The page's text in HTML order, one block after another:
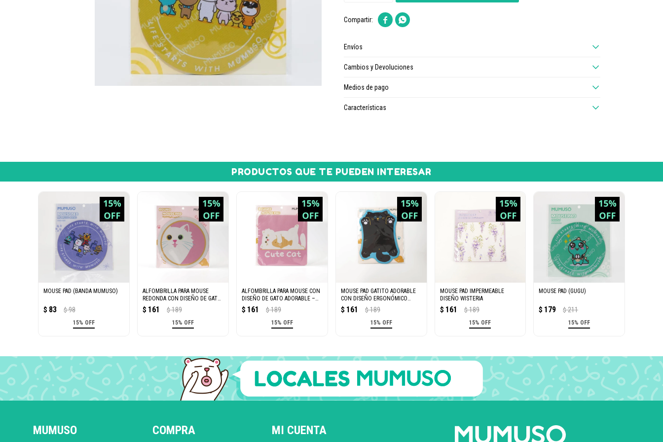
 
Envíos
Cambios y Devoluciones
Medios de pago
Características
PRODUCTOS QUE TE PUEDEN INTERESAR
MOUSE PAD (BANDA MUMUSO)
$ 83 $ 98
15% OFF
ALFOMBRILLA PARA MOUSE
REDONDA CON DISEÑO DE GATO
ADORABLE – BLANCO NIEVE
$ 161 $ 189
15% OFF
ALFOMBRILLA PARA MOUSE CON
DISEÑO DE GATO ADORABLE –
BLANCA CUADRADA
$ 161 $ 189
15% OFF
MOUSE PAD GATITO ADORABLE
CON DISEÑO ERGONÓMICO
ANTIDESLIZANTE – NEGRO
$ 161 $ 189
15% OFF
MOUSE PAD IMPERMEABLE
DISEÑO WISTERIA
$ 161 $ 189
15% OFF
MOUSE PAD (GUGU)
$ 179 $ 211
15% OFF
MUMUSO COMPRA MI CUENTA